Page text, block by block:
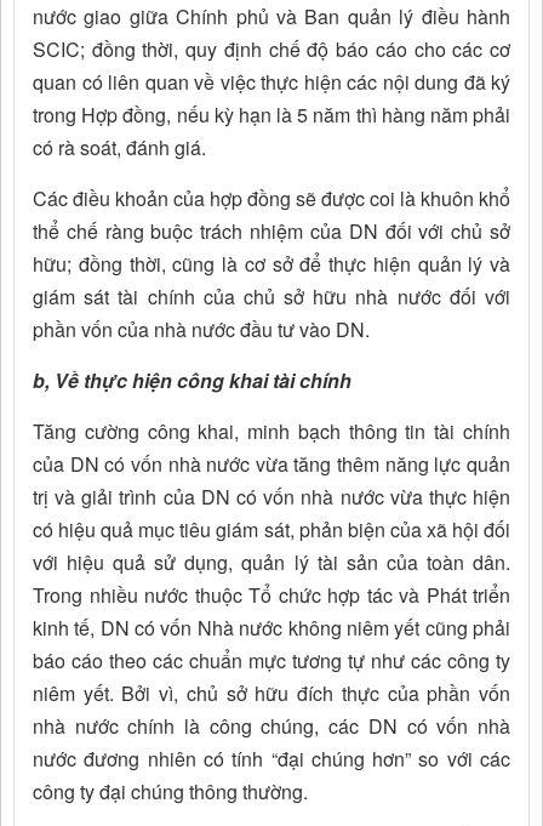
nước giao giữa Chính phủ và Ban quản lý điều hành
SCIC; đồng thời, quy định chế độ báo cáo cho các cơ
quan có liên quan về việc thực hiện các nội dung đã ký
trong Hợp đồng, nếu kỳ hạn là 5 năm thì hàng năm phải
có rà soát, đánh giá.
Các điều khoản của hợp đồng sẽ được coi là khuôn khổ
thể chế ràng buộc trách nhiệm của DN đối với chủ sở
hữu; đồng thời, cũng là cơ sở để thực hiện quản lý và
giám sát tài chính của chủ sở hữu nhà nước đối với
phần vốn của nhà nước đầu tư vào DN.
b, Về thực hiện công khai tài chính
Tăng cường công khai, minh bạch thông tin tài chính
của DN có vốn nhà nước vừa tăng thêm năng lực quản
trị và giải trình của DN có vốn nhà nước vừa thực hiện
có hiệu quả mục tiêu giám sát, phản biện của xã hội đối
với hiệu quả sử dụng, quản lý tài sản của toàn dân.
Trong nhiều nước thuộc Tổ chức hợp tác và Phát triển
kinh tế, DN có vốn Nhà nước không niêm yết cũng phải
báo cáo theo các chuẩn mực tương tự như các công ty
niêm yết. Bởi vì, chủ sở hữu đích thực của phần vốn
nhà nước chính là công chúng, các DN có vốn nhà
nước đương nhiên có tính “đại chúng hơn” so với các
công ty đại chúng thông thường.